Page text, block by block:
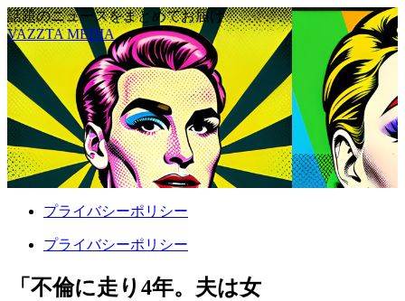
話題のニュースをまとめてお届け
VAZZTA MEDIA
プライバシーポリシー
プライバシーポリシー
「不倫に走り4年。夫は女